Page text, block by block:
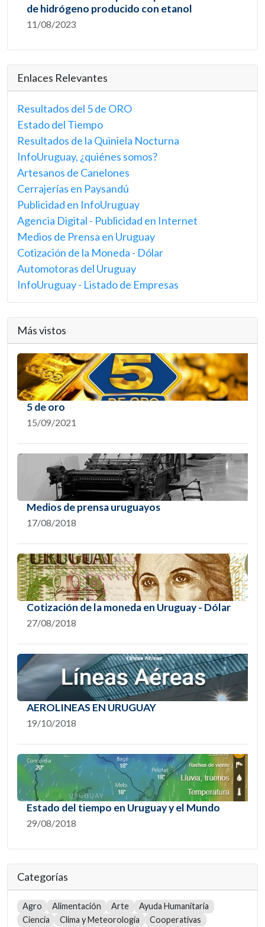
de hidrógeno producido con etanol
11/08/2023
Enlaces Relevantes
Resultados del 5 de ORO
Estado del Tiempo
Resultados de la Quiniela Nocturna
InfoUruguay, ¿quiénes somos?
Artesanos de Canelones
Cerrajerías en Paysandú
Publicidad en InfoUruguay
Agencia Digital - Publicidad en Internet
Medios de Prensa en Uruguay
Cotización de la Moneda - Dólar
Automotoras del Uruguay
InfoUruguay - Listado de Empresas
Más vistos
5 de oro
15/09/2021
Medios de prensa uruguayos
17/08/2018
Cotización de la moneda en Uruguay - Dólar
27/08/2018
AEROLINEAS EN URUGUAY
19/10/2018
Estado del tiempo en Uruguay y el Mundo
29/08/2018
Categorías
Agro Alimentación Arte
Ayuda Humanitaria
Ciencia
Clima y Meteorología
Cooperativas